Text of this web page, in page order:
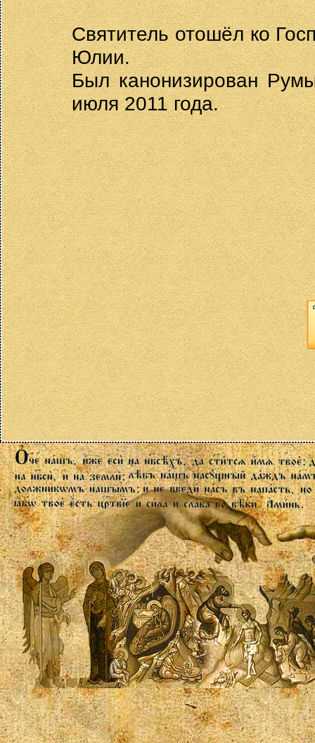
Святитель отошёл ко
Юлии.
Был канонизирован
июля 2011 года.